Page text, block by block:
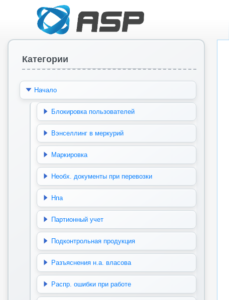
Категории
Начало
Блокировка пользователей
Вэнселлинг в меркурий
Маркировка
Необх. документы при перевозки
Нпа
Партионный учет
Подконтрольная продукция
Разъяснения н.а. власова
Распр. ошибки при работе